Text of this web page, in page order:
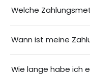
Welche
Wann ist meine
Wie lange habe ich